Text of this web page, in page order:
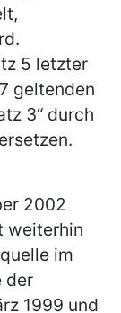
5 letzter
geltenden
3“ durch
2002
weiterhin
im
der
1999 und